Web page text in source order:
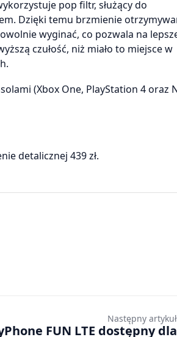
pop filtr, służący do
Dzięki temu brzmienie
wyginać, co pozwala na
czułość, niż miało to miejsce w
(Xbox One, PlayStation 4 oraz
detalicznej 439 zł.
Następny artykuł
FUN LTE dostępny dla